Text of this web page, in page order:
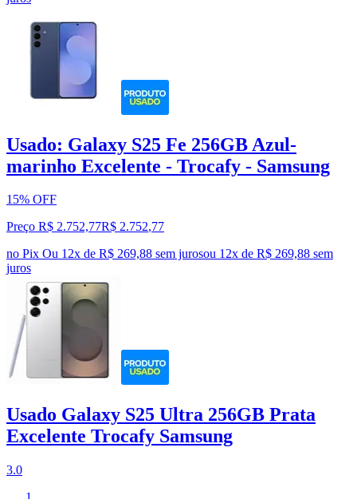
Usado: Galaxy S25 Fe 256GB Azul-
marinho Excelente - Trocafy - Samsung
15% OFF
Preço R$ 2.752,77R$ 2.752,77
no Pix Ou 12x de R$ 269,88 sem jurosou 12x de R$ 269,88 sem
juros
Usado Galaxy S25 Ultra 256GB Prata
Excelente Trocafy Samsung
3.0